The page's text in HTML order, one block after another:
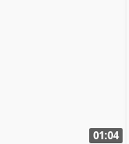
01:04